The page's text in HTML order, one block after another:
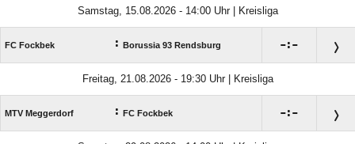
Samstag, 15.08.2026 - 14:00 Uhr | Kreisliga
FC Fockbek : Borussia 93 Rendsburg :
Freitag, 21.08.2026 - 19:30 Uhr | Kreisliga
MTV Meggerdorf : FC Fockbek :